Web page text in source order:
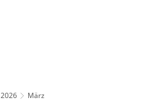
2026
März